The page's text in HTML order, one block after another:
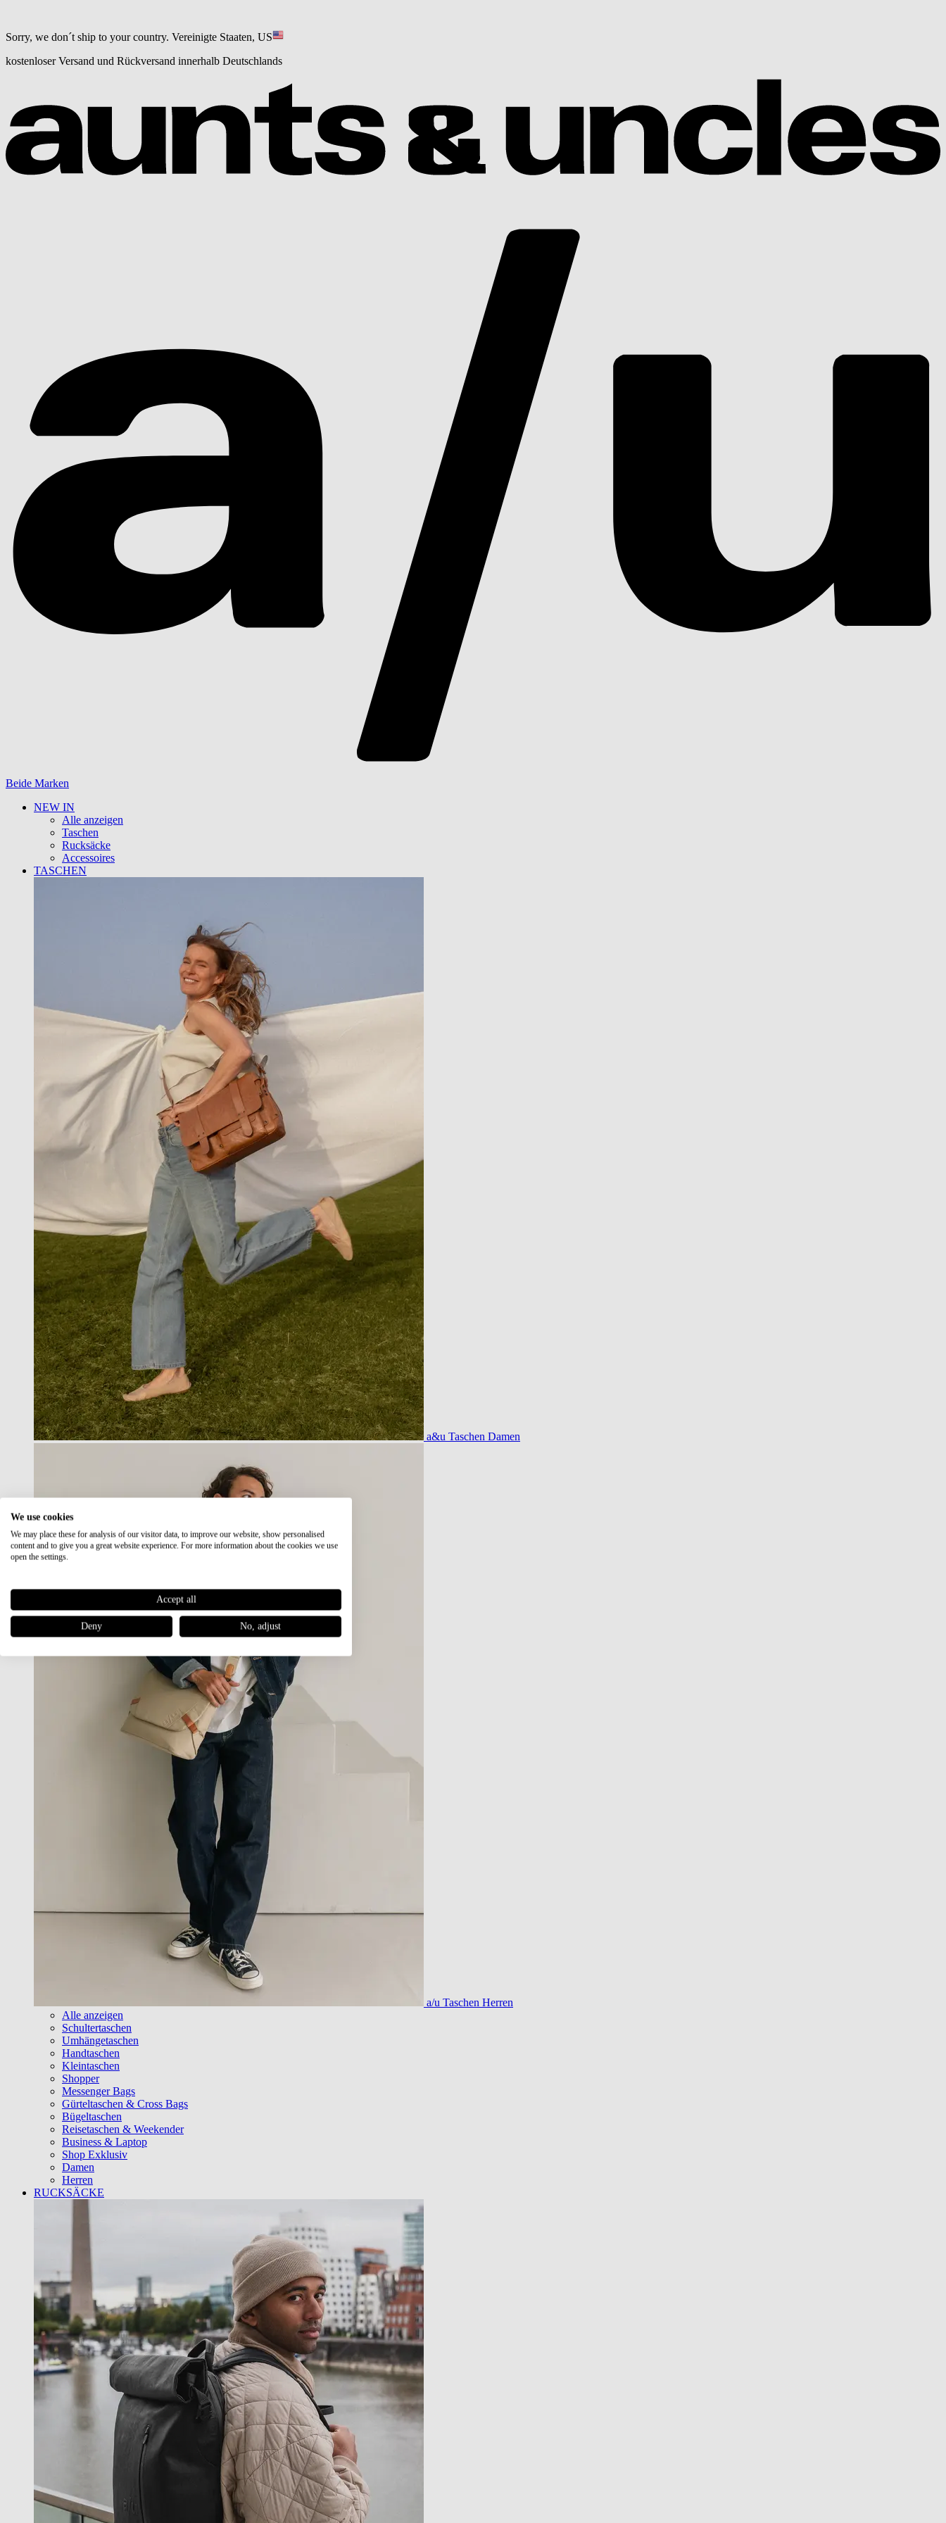
Sorry, we don´t ship to your country. Vereinigte Staaten, US
kostenloser Versand und Rückversand innerhalb Deutschlands
Beide Marken
NEW IN
Alle anzeigen
Taschen
Rucksäcke
Accessoires
TASCHEN
a&u Taschen Damen
a/u Taschen Herren
Alle anzeigen
Schultertaschen
Umhängetaschen
Handtaschen
Kleintaschen
Shopper
Messenger Bags
Gürteltaschen & Cross Bags
Bügeltaschen
Reisetaschen & Weekender
Business & Laptop
Shop Exklusiv
Damen
Herren
RUCKSÄCKE
We use cookies
We may place these for analysis of our visitor data, to improve our website, show personalised
content and to give you a great website experience. For more information about the cookies we use
open the settings.
Accept all
Deny No, adjust